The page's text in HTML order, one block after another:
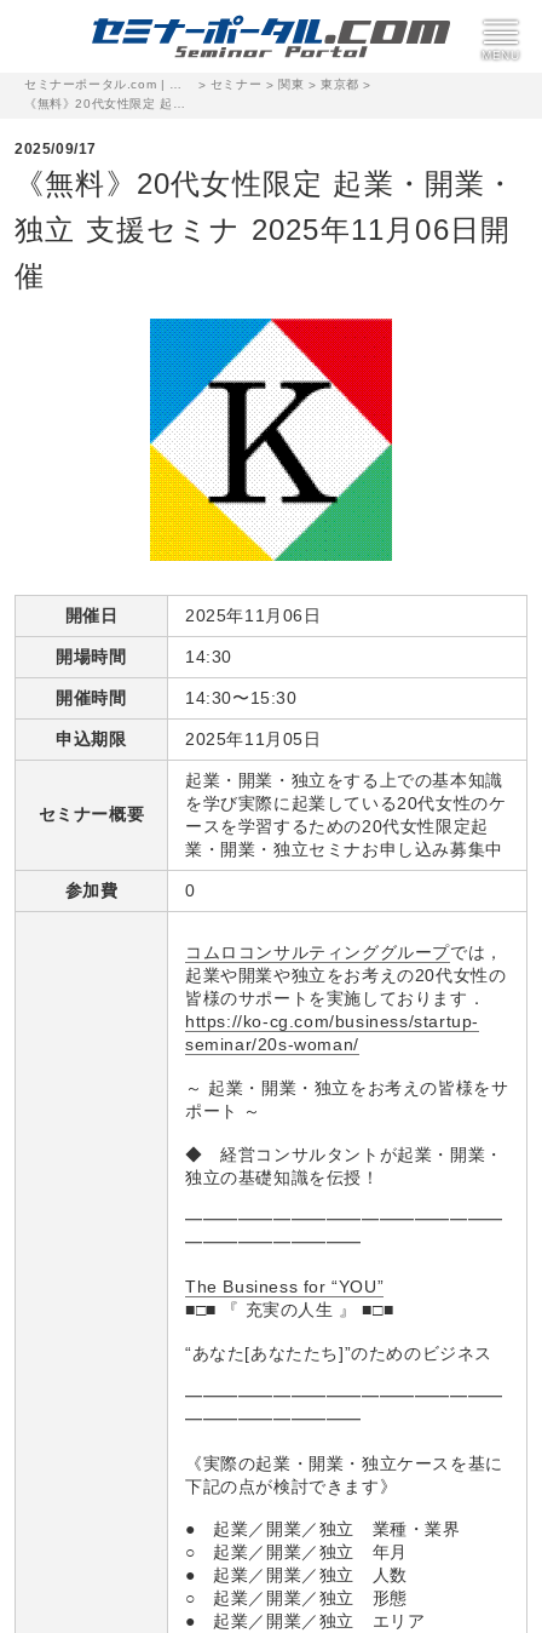
> セミナー > 関東 >東京都 >
2025/09/17
《無料》20代女性限定 起業・開業・
独立 支援セミナ 2025年11月06日開
催
開催日 2025年11月06日
開場時間 14:30
開催時間 14:30〜15:30
申込期限 2025年11月05日
セミナー概要
起業・開業・独立をする上での基本知識
を学び実際に起業している20代女性のケ
ースを学習するための20代女性限定起
業・開業・独立セミナお申し込み募集中
参加費 0
コムロコンサルティンググループでは，
起業や開業や独立をお考えの20代女性の
皆様のサポートを実施しております．
https://ko-cg.com/business/startup-
seminar/20s-woman/
～ 起業・開業・独立をお考えの皆様をサ
ポート ～
◆ 経営コンサルタントが起業・開業・
独立の基礎知識を伝授！
━━━━━━━━━━━━━━━━━━
━━━━━━━━━━
The Business for “YOU”
■□■ 『 充実の人生 』 ■□■
“あなた[あなたたち]”のためのビジネス
━━━━━━━━━━━━━━━━━━
━━━━━━━━━━
《実際の起業・開業・独立ケースを基に
下記の点が検討できます》
● 起業／開業／独立 業種・業界
○ 起業／開業／独立 年月
● 起業／開業／独立 人数
○ 起業／開業／独立 形態
● 起業／開業／独立 エリア